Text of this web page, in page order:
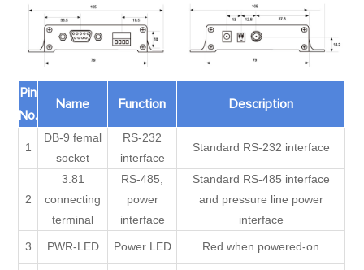
Pin
No.
Name Function Description
1
DB-9 femal
socket
RS-232
interface
Standard RS-232 interface
2
3.81
connecting
terminal
RS-485,
power
interface
Standard RS-485 interface
and pressure line power
interface
3 PWR-LED Power LED Red when powered-on